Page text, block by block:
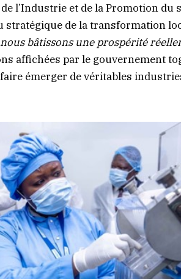
l’Industrie et de la Promotion du
stratégique de la transformation
bâtissons une prospérité
affichées par le gouvernement
émerger de véritables